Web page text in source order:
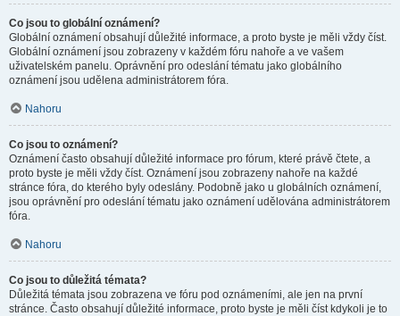
Co jsou to globální oznámení?
Globální oznámení obsahují důležité informace, a proto byste je měli vždy číst.
Globální oznámení jsou zobrazeny v každém fóru nahoře a ve vašem
uživatelském panelu. Oprávnění pro odeslání tématu jako globálního
oznámení jsou udělena administrátorem fóra.
Nahoru
Co jsou to oznámení?
Oznámení často obsahují důležité informace pro fórum, které právě čtete, a
proto byste je měli vždy číst. Oznámení jsou zobrazeny nahoře na každé
stránce fóra, do kterého byly odeslány. Podobně jako u globálních oznámení,
jsou oprávnění pro odeslání tématu jako oznámení udělována administrátorem
fóra.
Nahoru
Co jsou to důležitá témata?
Důležitá témata jsou zobrazena ve fóru pod oznámeními, ale jen na první
stránce. Často obsahují důležité informace, proto byste je měli číst kdykoli je to